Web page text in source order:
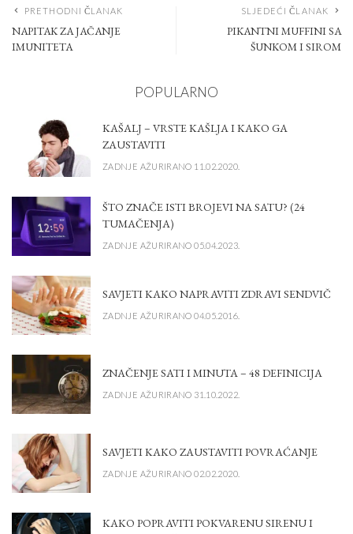
PRETHODNI ČLANAK
NAPITAK ZA JAČANJE
IMUNITETA
SLJEDEĆI ČLANAK
PIKANTNI MUFFINI SA
ŠUNKOM I SIROM
POPULARNO
KAŠALJ – VRSTE KAŠLJA I KAKO GA
ZAUSTAVITI
ZADNJE AŽURIRANO 11.02.2020.
ŠTO ZNAČE ISTI BROJEVI NA SATU? (24
TUMAČENJA)
ZADNJE AŽURIRANO 05.04.2023.
SAVJETI KAKO NAPRAVITI ZDRAVI SENDVIČ
ZADNJE AŽURIRANO 04.05.2016.
ZNAČENJE SATI I MINUTA – 48 DEFINICIJA
ZADNJE AŽURIRANO 31.10.2022.
SAVJETI KAKO ZAUSTAVITI POVRAĆANJE
ZADNJE AŽURIRANO 02.02.2020.
KAKO POPRAVITI POKVARENU SIRENU I